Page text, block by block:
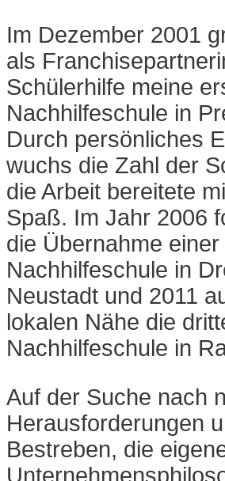
Im Dezember 2001
als
Schülerhilfe meine
Nachhilfeschule in
Durch persönliches
wuchs die Zahl der
die Arbeit bereitete
Spaß. Im Jahr 2006
die Übernahme
Nachhilfeschule in
Neustadt und 2011
lokalen Nähe die
Nachhilfeschule in
Auf der Suche nach
Herausforderungen
Bestreben, die